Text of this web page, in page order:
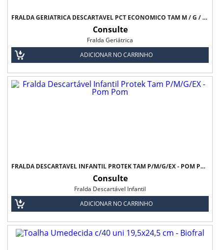
FRALDA GERIÁTRICA DESCARTÁVEL PCT ECONÔMICO TAM M / G / XG - PROTFRAL
Consulte
Fralda Geriátrica
ADICIONAR NO CARRINHO
FRALDA DESCARTÁVEL INFANTIL PROTEK TAM P/M/G/EX - POM POM
Consulte
Fralda Descartável Infantil
ADICIONAR NO CARRINHO